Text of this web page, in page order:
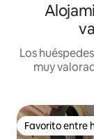
Los
muy
Favorito entre
Favorito entre